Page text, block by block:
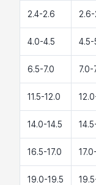
2.4-2.6
4.0-4.5 4.5-
6.5-7.0 7.0-
11.5-12.0
14.0-14.5
16.5-17.0
19.0-19.5